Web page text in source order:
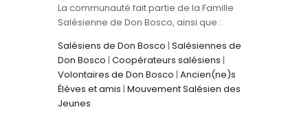
La communauté fait partie de la Famille
Salésienne de Don Bosco, ainsi que :
Salésiens de Don Bosco | Salésiennes de
Don Bosco | Coopérateurs salésiens |
Volontaires de Don Bosco | Ancien(ne)s
Élèves et amis | Mouvement Salésien des
Jeunes